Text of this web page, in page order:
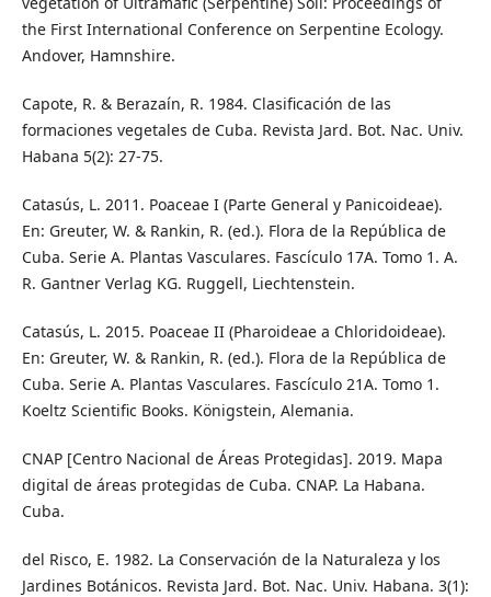
the First International Conference on Serpentine Ecology.
Andover, Hamnshire.
Capote, R. & Berazaín, R. 1984. Clasificación de las
formaciones vegetales de Cuba. Revista Jard. Bot. Nac. Univ.
Habana 5(2): 27-75.
Catasús, L. 2011. Poaceae I (Parte General y Panicoideae).
En: Greuter, W. & Rankin, R. (ed.). Flora de la República de
Cuba. Serie A. Plantas Vasculares. Fascículo 17A. Tomo 1. A.
R. Gantner Verlag KG. Ruggell, Liechtenstein.
Catasús, L. 2015. Poaceae II (Pharoideae a Chloridoideae).
En: Greuter, W. & Rankin, R. (ed.). Flora de la República de
Cuba. Serie A. Plantas Vasculares. Fascículo 21A. Tomo 1.
Koeltz Scientific Books. Königstein, Alemania.
CNAP [Centro Nacional de Áreas Protegidas]. 2019. Mapa
digital de áreas protegidas de Cuba. CNAP. La Habana.
Cuba.
del Risco, E. 1982. La Conservación de la Naturaleza y los
Jardines Botánicos. Revista Jard. Bot. Nac. Univ. Habana. 3(1):